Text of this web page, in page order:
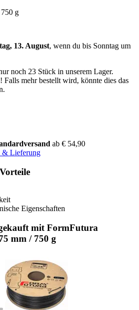
g
13. August, wenn du bis Sonntag um
noch 23 Stück in unserem Lager.
Falls mehr bestellt wird, könnte dies das
ab € 54,90
& Lieferung
Eigenschaften
mit FormFutura
mm / 750 g